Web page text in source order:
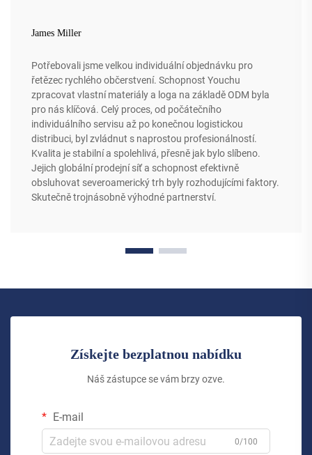
James Miller
Potřebovali jsme velkou individuální objednávku pro
řetězec rychlého občerstvení. Schopnost Youchu
zpracovat vlastní materiály a loga na základě ODM byla
pro nás klíčová. Celý proces, od počátečního
individuálního servisu až po konečnou logistickou
distribuci, byl zvládnut s naprostou profesionálností.
Kvalita je stabilní a spolehlivá, přesně jak bylo slíbeno.
Jejich globální prodejní síť a schopnost efektivně
obsluhovat severoamerický trh byly rozhodujícími faktory.
Skutečně trojnásobně výhodné partnerství.
Získejte bezplatnou nabídku
Náš zástupce se vám brzy ozve.
E-mail
0/100